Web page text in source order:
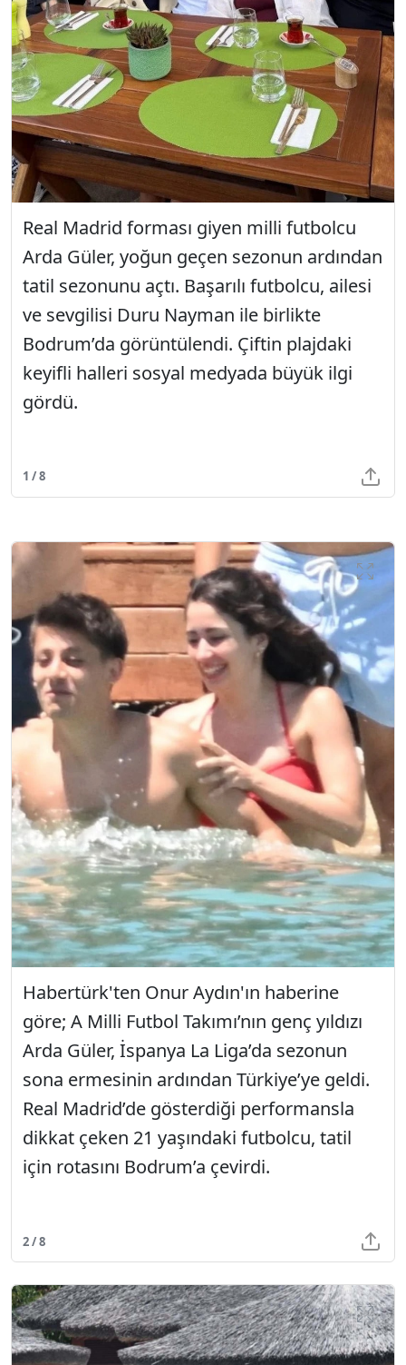
Real Madrid forması giyen milli futbolcu
Arda Güler, yoğun geçen sezonun ardından
tatil sezonunu açtı. Başarılı futbolcu, ailesi
ve sevgilisi Duru Nayman ile birlikte
Bodrum’da görüntülendi. Çiftin plajdaki
keyifli halleri sosyal medyada büyük ilgi
gördü.
1 / 8
Habertürk'ten Onur Aydın'ın haberine
göre; A Milli Futbol Takımı’nın genç yıldızı
Arda Güler, İspanya La Liga’da sezonun
sona ermesinin ardından Türkiye’ye geldi.
Real Madrid’de gösterdiği performansla
dikkat çeken 21 yaşındaki futbolcu, tatil
için rotasını Bodrum’a çevirdi.
2 / 8